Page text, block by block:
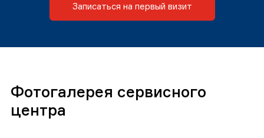
Записаться на первый визит
Фотогалерея сервисного
центра